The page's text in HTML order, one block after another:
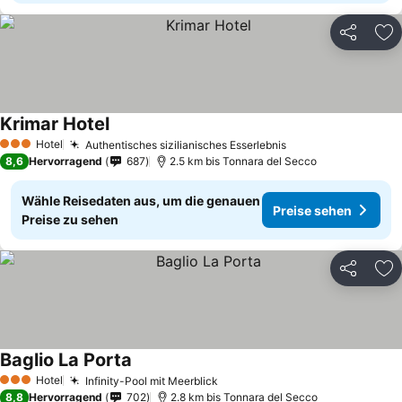
Teilen
3 SterneHotel Authentisches sizilianisches Esserlebnis
Krimar Hotel
8,6 Hervorragend 687 2.5 km bis Tonnara del Secco
Wähle Reisedaten aus, um die genauen
Preise zu sehen
Preise sehen
Teilen
3 SterneHotel Infinity-Pool mit Meerblick
Baglio La Porta
8,8 Hervorragend 702 2.8 km bis Tonnara del Secco